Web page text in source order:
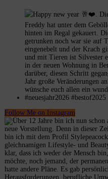
Follow Me on Instagram